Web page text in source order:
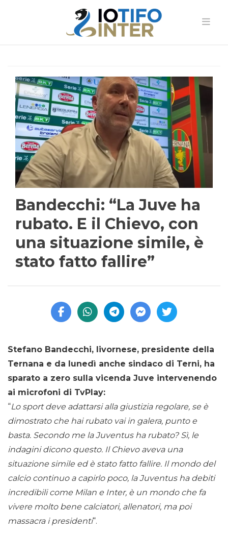
Bandecchi: “La Juve ha
rubato. E il Chievo, con
una situazione simile, è
stato fatto fallire”
Stefano Bandecchi, livornese, presidente della
Ternana e da lunedì anche sindaco di Terni, ha
sparato a zero sulla vicenda Juve intervenendo
ai microfoni di TvPlay:
“Lo sport deve adattarsi alla giustizia regolare, se è
dimostrato che hai rubato vai in galera, punto e
basta. Secondo me la Juventus ha rubato? Sì, le
indagini dicono questo. Il Chievo aveva una
situazione simile ed è stato fatto fallire. Il mondo del
calcio continuo a capirlo poco, la Juventus ha debiti
incredibili come Milan e Inter, è un mondo che fa
vivere molto bene calciatori, allenatori, ma poi
massacra i presidenti“.